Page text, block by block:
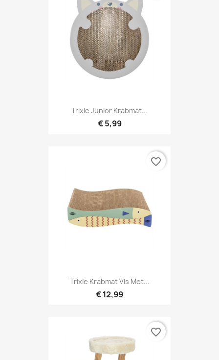
Trixie Junior Krabmat...
€ 5,99
Trixie Krabmat Vis Met...
€ 12,99
favorite_border
favorite_border